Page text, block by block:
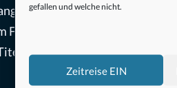
gefallen und welche nicht.
Zeitreise EIN
Film